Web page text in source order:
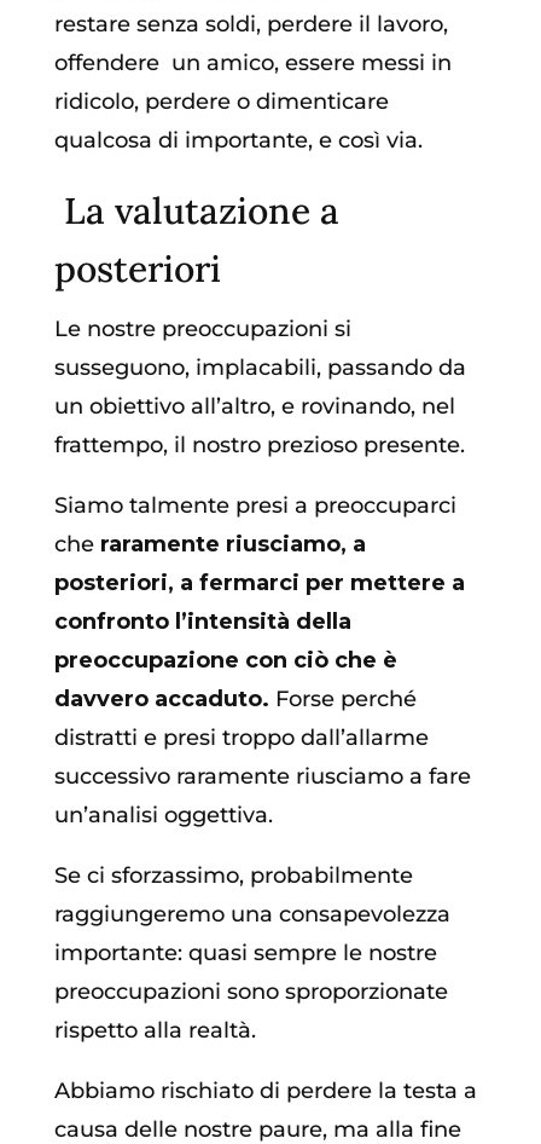
restare senza soldi, perdere il lavoro,
offendere un amico, essere messi in
ridicolo, perdere o dimenticare
qualcosa di importante, e così via.
La valutazione a
posteriori
Le nostre preoccupazioni si
susseguono, implacabili, passando da
un obiettivo all’altro, e rovinando, nel
frattempo, il nostro prezioso presente.
Siamo talmente presi a preoccuparci
cheraramente riusciamo, a
posteriori, a fermarci per mettere a
confronto l’intensità della
preoccupazione con ciò che è
davvero accaduto. Forse perché
distratti e presi troppo dall’allarme
successivo raramente riusciamo a fare
un’analisi oggettiva.
Se ci sforzassimo, probabilmente
raggiungeremo una consapevolezza
importante: quasi sempre le nostre
preoccupazioni sono sproporzionate
rispetto alla realtà.
Abbiamo rischiato di perdere la testa a
causa delle nostre paure, ma alla fine